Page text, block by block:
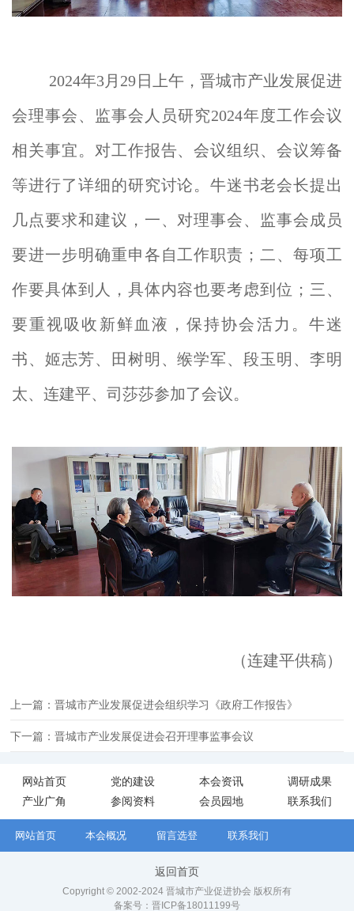
2024年3月29日上午，晋城市产业发展促进
会理事会、监事会人员研究2024年度工作会议
相关事宜。对工作报告、会议组织、会议筹备
等进行了详细的研究讨论。牛迷书老会长提出
几点要求和建议，一、对理事会、监事会成员
要进一步明确重申各自工作职责；二、每项工
作要具体到人，具体内容也要考虑到位；三、
要重视吸收新鲜血液，保持协会活力。牛迷
书、姬志芳、田树明、缑学军、段玉明、李明
太、连建平、司莎莎参加了会议。
（连建平供稿）
上一篇：晋城市产业发展促进会组织学习《政府工作报告》
下一篇：晋城市产业发展促进会召开理事监事会议
网站首页 党的建设 本会资讯
调研成果
产业广角
参阅资料 会员园地 联系我们
网站首页 本会概况 留言选登 联系我们
返回首页
Copyright © 2002-2024 晋城市产业促进协会 版权所有
备案号： 晋ICP备18011199号